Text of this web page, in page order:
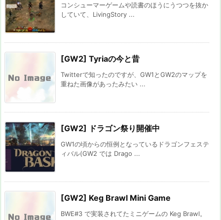
コンシューマーゲームや読書のほうにうつつを抜か
していて、LivingStory ...
[GW2] Tyriaの今と昔
Twitterで知ったのですが、GW1とGW2のマップを
重ねた画像があったみたい ...
[GW2] ドラゴン祭り開催中
GW1の頃からの恒例となっているドラゴンフェステ
ィバル(GW2 では Drago ...
[GW2] Keg Brawl Mini Game
BWE#3 で実装されてたミニゲームの Keg Brawl。